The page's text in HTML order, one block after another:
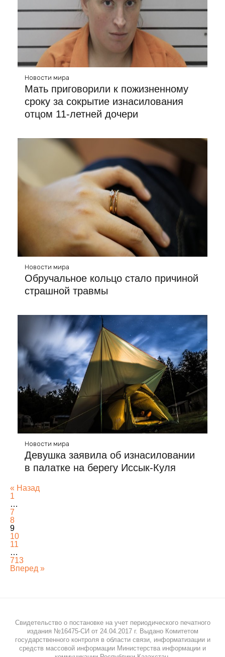
Новости мира
Мать приговорили к пожизненному
сроку за сокрытие изнасилования
отцом 11-летней дочери
Новости мира
Обручальное кольцо стало причиной
страшной травмы
Новости мира
Девушка заявила об изнасиловании
в палатке на берегу Иссык-Куля
« Назад
1
…
7
8
9
10
11
…
713
Вперед »
Свидетельство о постановке на учет периодического печатного
издания №16475-СИ от 24.04.2017 г. Выдано Комитетом
государственного контроля в области связи, информатизации и
средств массовой информации Министерства информации и